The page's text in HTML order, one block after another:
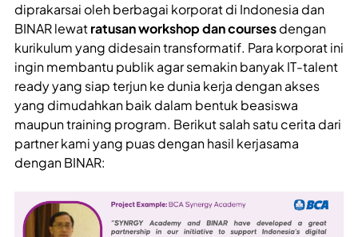
diprakarsai oleh berbagai korporat di Indonesia dan
BINAR lewatratusan workshop dan coursesdengan
kurikulum yang didesain transformatif. Para korporat ini
ingin membantu publik agar semakin banyak IT-talent
ready yang siap terjun ke dunia kerja dengan akses
yang dimudahkan baik dalam bentuk beasiswa
maupun training program. Berikut salah satu cerita dari
partner kami yang puas dengan hasil kerjasama
dengan BINAR: